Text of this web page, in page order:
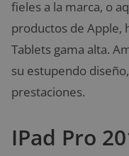
fieles a la marca, o
productos de Apple,
Tablets gama alta.
su estupendo
prestaciones.
IPad Pro